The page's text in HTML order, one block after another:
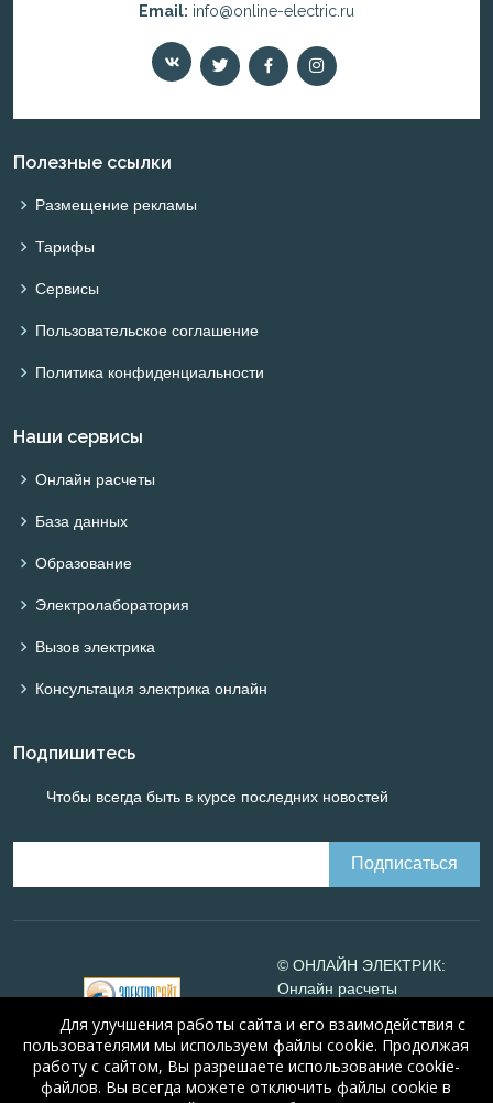
Email: info@online-electric.ru
Полезные ссылки
Размещение рекламы
Тарифы
Сервисы
Пользовательское соглашение
Политика конфиденциальности
Наши сервисы
Онлайн расчеты
База данных
Образование
Электролаборатория
Вызов электрика
Консультация электрика онлайн
Подпишитесь
Чтобы всегда быть в курсе последних новостей
© ОНЛАЙН ЭЛЕКТРИК:
Онлайн расчеты
Online-electric.ru, 2008-
2026
© А.Н. Алюнов, 2008-2026
Для улучшения работы сайта и его взаимодействия с
пользователями мы используем файлы cookie. Продолжая
работу с сайтом, Вы разрешаете использование cookie-
файлов. Вы всегда можете отключить файлы cookie в